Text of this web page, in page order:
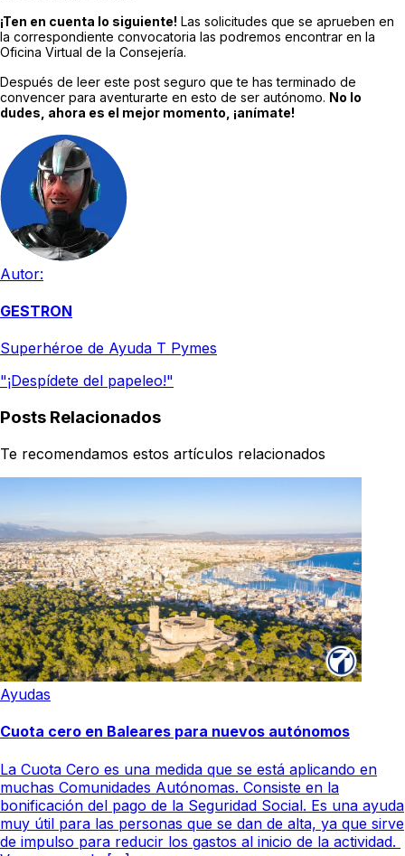
¡Ten en cuenta lo siguiente! Las solicitudes que se aprueben en
la correspondiente convocatoria las podremos encontrar en la
Oficina Virtual de la Consejería.
Después de leer este post seguro que te has terminado de
convencer para aventurarte en esto de ser autónomo. No lo
dudes, ahora es el mejor momento, ¡anímate!
Autor:
GESTRON
Superhéroe de Ayuda T Pymes
"¡Despídete del papeleo!"
Posts Relacionados
Te recomendamos estos artículos relacionados
Ayudas
Cuota cero en Baleares para nuevos autónomos
La Cuota Cero es una medida que se está aplicando en
muchas Comunidades Autónomas. Consiste en la
bonificación del pago de la Seguridad Social. Es una ayuda
muy útil para las personas que se dan de alta, ya que sirve
de impulso para reducir los gastos al inicio de la actividad.